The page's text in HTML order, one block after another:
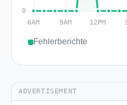
Fehlerberichte
ADVERTISEMENT